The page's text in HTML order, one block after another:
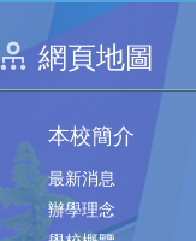
網頁地圖
本校簡介
最新消息
辦學理念